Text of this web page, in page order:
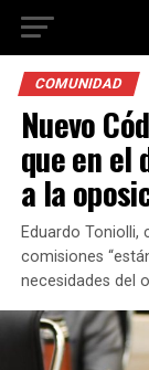
COMUNIDAD
Nuevo
que en el
a la
Eduardo Toniolli,
comisiones
necesidades del